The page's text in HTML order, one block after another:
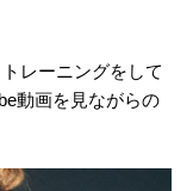
レーニングをして
動画を見ながらの